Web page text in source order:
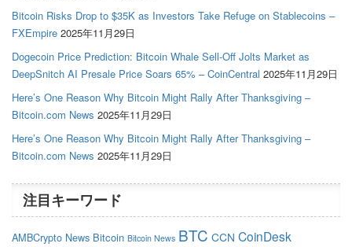
Bitcoin Risks Drop to $35K as Investors Take Refuge on Stablecoins –
FXEmpire 2025年11月29日
Dogecoin Price Prediction: Bitcoin Whale Sell-Off Jolts Market as
DeepSnitch AI Presale Price Soars 65% – CoinCentral 2025年11月29日
Here’s One Reason Why Bitcoin Might Rally After Thanksgiving –
Bitcoin.com News 2025年11月29日
Here’s One Reason Why Bitcoin Might Rally After Thanksgiving –
Bitcoin.com News 2025年11月29日
注目キーワード
AMBCrypto News Bitcoin Bitcoin News BTC CCN CoinDesk